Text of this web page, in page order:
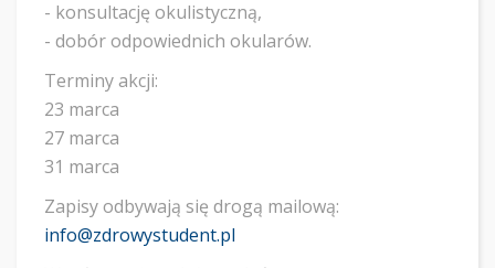
- konsultację okulistyczną,
- dobór odpowiednich okularów.
Terminy akcji:
23 marca
27 marca
31 marca
Zapisy odbywają się drogą mailową:
info@zdrowystudent.pl